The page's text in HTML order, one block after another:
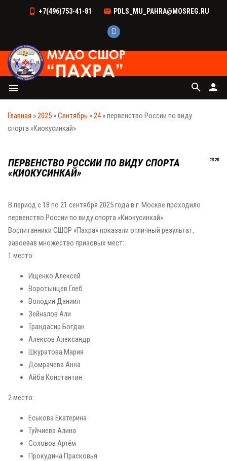
+7(496)753-41-81 PDLS_MU_PAHRA@MOSREG.RU
menu person
search
Главная »2025 »Сентябрь »24» первенство России по виду
спорта «Киокусинкай»
13:28
ПЕРВЕНСТВО РОССИИ ПО ВИДУ СПОРТА
«КИОКУСИНКАЙ»
В период с 18 по 21 сентября 2025 года в г. Москве проходило
первенство России по виду спорта «Киокусинкай».
Воспитанники СШОР «Пахра» показали отличный результат,
завоевав множество призовых мест:
1 место:
Ищенко Алексей
Воротынцев Глеб
Володин Даниил
Зейналов Али
Трандасир Богдан
Алексов Александр
Шкуратова Мария
Домрачева Анна
Айба Константин
2 место:
Еськова Екатерина
Туйчиева Алина
Соловов Артём
Прокудина Прасковья